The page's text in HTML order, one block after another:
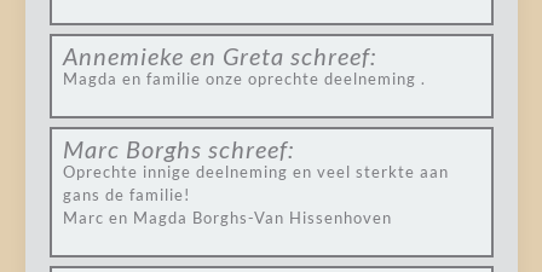
Annemieke en Greta schreef:
Magda en familie onze oprechte deelneming .
Marc Borghs schreef:
Oprechte innige deelneming en veel sterkte aan
gans de familie!
Marc en Magda Borghs-Van Hissenhoven